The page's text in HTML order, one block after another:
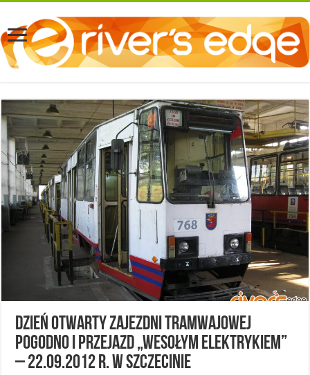
Dzień Otwarty Zajezdni Tramwajowej
Pogodno i przejazd „Wesołym Elektrykiem”
– 22.09.2012 r. w Szczecinie